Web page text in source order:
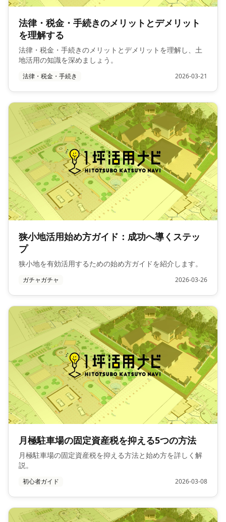
法律・税金・手続きのメリットとデメリット
を理解する
法律・税金・手続きのメリットとデメリットを理解し、土
地活用の知識を深めましょう。
法律・税金・手続き 2026-03-21
狭小地活用始め方ガイド：成功へ導くステッ
プ
狭小地を有効活用するための始め方ガイドを紹介します。
ガチャガチャ 2026-03-26
月極駐車場の固定資産税を抑える5つの方法
月極駐車場の固定資産税を抑える方法と始め方を詳しく解
説。
初心者ガイド 2026-03-08